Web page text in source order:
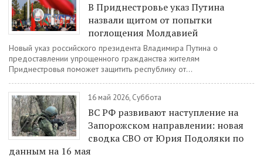
В Приднестровье указ Путина
назвали щитом от попытки
поглощения Молдавией
Новый указ российского президента Владимира Путина о
предоставлении упрощенного гражданства жителям
Приднестровья поможет защитить республику от...
16 май 2026, Суббота
ВС РФ развивают наступление на
Запорожском направлении: новая
сводка СВО от Юрия Подоляки по
данным на 16 мая